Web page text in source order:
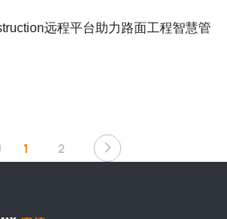
远程平台助力路面工程智慧管
1 2